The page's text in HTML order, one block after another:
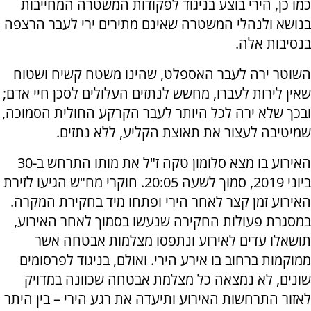
כמו כן, הירי בוצע בניגוד לפקודות המשטרה המחייבות
בנושא ולנהלי המשטרה שאינם מתירים ירי לעבר הרצפה
בנסיבות אלה.
השוטר ירה לעבר האספלט, שהינו משטח קשיח ושטוח
שאין לירות לעברו, מחשש לנתזים העלולים לסכן חיי אדם;
ובכך שלא ירה לכל היותר לעבר הקרקע החולית הסמוכה,
שמיטיבה לעצור את תאוצת הקליע, ללא נתזים.
האירוע בו מצא סלומון טקה ז"ל את מותו התרחש ב-30
ביוני 2019, סמוך לשעה 20:05. חוקרי מח"ש הגיעו לזירת
האירוע זמן קצר לאחר הירי ופתחו מיד בחקירת המקרה.
במסגרת פעולות החקירה שנעשו בסמוך לאחר האירוע,
תושאלו עדים לאירוע ונתפסו מצלמות אבטחה אשר
ממוקמות ברחוב בו אירע הירי. ואולם, בניגוד לפרסומים
שונים, לא נמצאה כל מצלמת אבטחה שכוונה במדויק
לאזור התרחשות האירוע ותיעדה את רגע הירי – בין היתר